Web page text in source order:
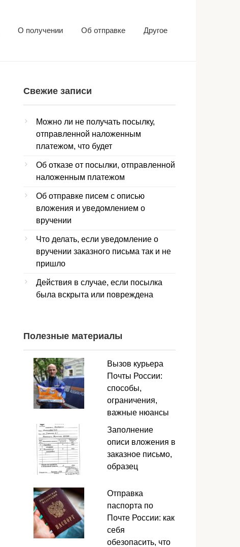
О получении Об отправке Другое
Свежие записи
Можно ли не получать посылку,
отправленной наложенным
платежом, что будет
Об отказе от посылки, отправленной
наложенным платежом
Об отправке писем с описью
вложения и уведомлением о
вручении
Что делать, если уведомление о
вручении заказного письма так и не
пришло
Действия в случае, если посылка
была вскрыта или повреждена
Полезные материалы
Вызов курьера
Почты России:
способы,
ограничения,
важные нюансы
Заполнение
описи вложения в
заказное письмо,
образец
Отправка
паспорта по
Почте России: как
себя
обезопасить, что